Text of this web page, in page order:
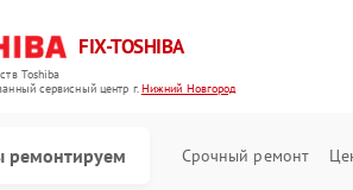
FIX-TOSHIBA
Toshiba
cервисный центр г.Нижний Новгород
ремонтируем Срочный ремонт